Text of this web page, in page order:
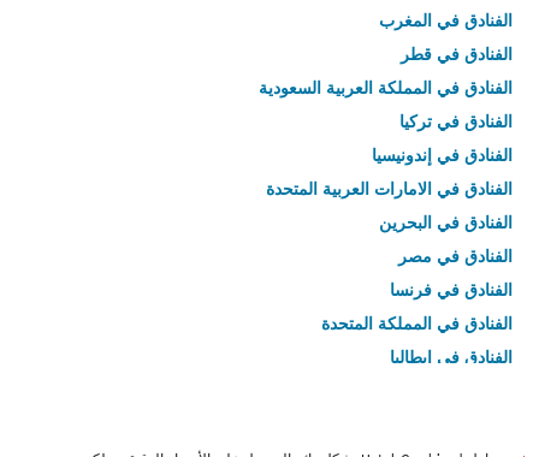
الفنادق في المغرب
الفنادق في قطر
الفنادق في المملكة العربية السعودية
الفنادق في تركيا
الفنادق في إندونيسيا
الفنادق في الامارات العربية المتحدة
الفنادق في البحرين
الفنادق في مصر
الفنادق في فرنسا
الفنادق في المملكة المتحدة
الفنادق في إيطاليا